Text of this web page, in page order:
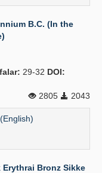
B.C. (In the
29-32 DOI:
2805
2043
Bronz Sikke